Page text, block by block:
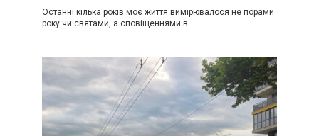
Останні кілька років моє життя вимірювалося не порами
року чи святами, а сповіщеннями в